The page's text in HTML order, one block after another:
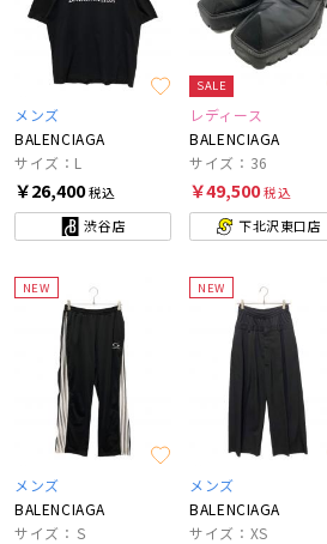
メンズ
BALENCIAGA
サイズ：L
￥26,400税込
渋谷店
SALE
レディース
BALENCIAGA
サイズ：36
￥49,500税込
下北沢東口店
NEW
メンズ
BALENCIAGA
サイズ：Ｓ
NEW
メンズ
BALENCIAGA
サイズ：XS